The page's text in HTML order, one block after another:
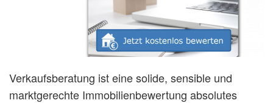
Verkaufsberatung ist eine solide, sensible und
marktgerechte Immobilienbewertung absolutes